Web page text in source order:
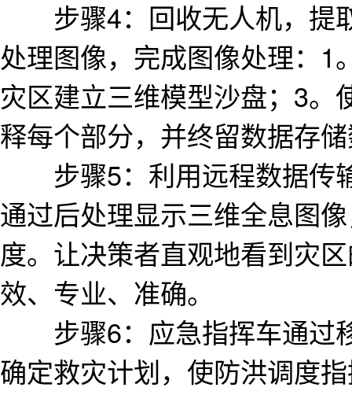
步骤4：回收无人机，提
处理图像，完成图像处理：1
灾区建立三维模型沙盘；3。
释每个部分，并终留数据存
步骤5：利用远程数据传
通过后处理显示三维全息图
度。让决策者直观地看到灾
效、专业、准确。
步骤6：应急指挥车通过
确定救灾计划，使防洪调度